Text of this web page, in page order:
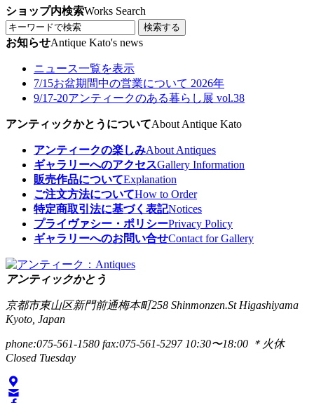
ショップ内検索Works Search
検索する
お知らせAntique Kato's news
ニュース一覧を表示
7/15お盆期間中の営業について 2026年
9/17-20アンティークのある暮らし展 vol.38
アンティックかとうについてAbout Antique Kato
アンティークの楽しみAbout Antiques
ギャラリーへのアクセスGallery Information
販売作品についてExplanation
ご注文方法についてHow to Order
特定商取引法に基づく表記Notices
プライヴァシー・ポリシーPrivacy Policy
ギャラリーへのお問い合せContact for Gallery
アンティックかとう
京都市東山区新門前通梅本町258 Shinmonzen.St Higashiyama
Kyoto, Japan
phone:075-561-1580 fax:075-561-5297 10:30〜18:00 ＊火休
Closed Tuesday